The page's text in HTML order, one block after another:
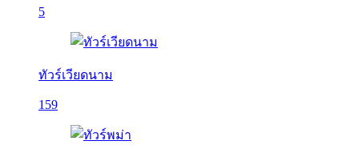
5
ทัวร์เวียดนาม
159